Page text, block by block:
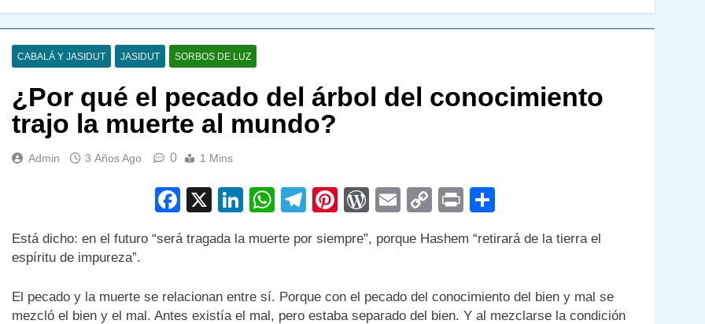
CABALÁ Y JASIDUT JASIDUT SORBOS DE LUZ
¿Por qué el pecado del árbol del conocimiento
trajo la muerte al mundo?
Admin 3 Años Ago 0 1 Mins
Facebook
X LinkedIn
WhatsApp
Telegram
Pinterest
WordPress
EmailCopyPrint
Está dicho: en el futuro “será tragada la muerte por siempre”, porque Hashem “retirará de la tierra el
espíritu de impureza”.
El pecado y la muerte se relacionan entre sí. Porque con el pecado del conocimiento del bien y mal se
mezcló el bien y el mal. Antes existía el mal, pero estaba separado del bien. Y al mezclarse la condición